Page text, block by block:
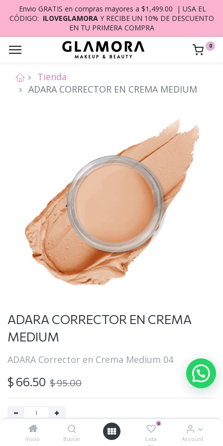
Inicio Buscar
0
Lista
Account
Envio GRATIS en compras mayores a $1,499.00 | USA EL
CÓDIGO: ILOVEGLAMORA Y RECIBE UN 10% DE DESCUENTO
EN TU PRIMERA COMPRA
0
Tienda
ADARA CORRECTOR EN CREMA MEDIUM
ADARA CORRECTOR EN CREMA
MEDIUM
ADARA Corrector en Crema Medium 04
$ 66.50 $95.00
Agregar al carrito